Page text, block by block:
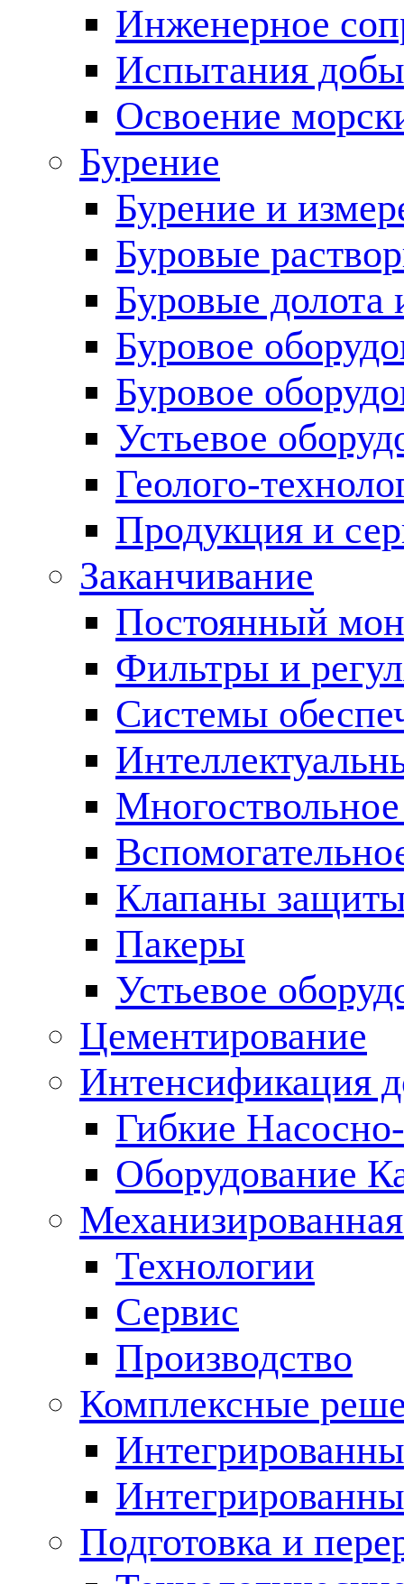
Инженерное
Испытания
Освоение
Бурение
Бурение и
Буровые
Буровые долота
Буровое
Буровое
Устьевое
Геолого-
Продукция и
Заканчивание
Постоянный
Фильтры и
Cистемы
Клапаны
Пакеры
Устьевое
Цементирование
Интенсификация
Гибкие
Оборудование
Технологии
Сервис
Производство
Комплексные
Подготовка и